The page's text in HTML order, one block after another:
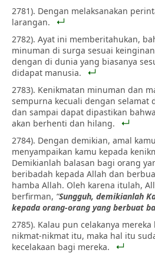
2781). Dengan melaksanakan
larangan.
2782). Ayat ini memberitahukan,
minuman di surga sesuai
dengan di dunia yang biasanya
didapat manusia.
2783). Kenikmatan minuman dan
sempurna kecuali dengan selamat
dan sampai dapat dipastikan
akan berhenti dan hilang.
2784). Dengan demikian, amal
menyampaikan kamu kepada
Demikianlah balasan bagi orang
beribadah kepada Allah dan
hamba Allah. Oleh karena itulah,
berfirman, “Sungguh, demikianlah
kepada orang-orang yang berbuat
2785). Kalau pun celakanya
nikmat-nikmat itu, maka hal itu
kecelakaan bagi mereka.